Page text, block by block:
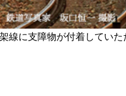
線に支障物が付着していた